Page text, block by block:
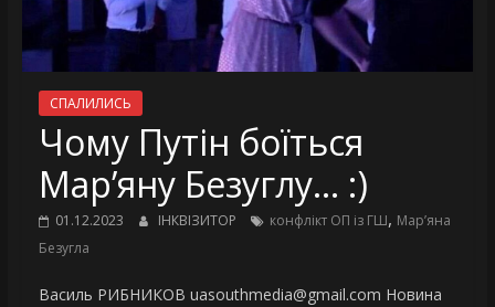
СПАЛИЛИСЬ
Чому Путін боїться
Мар’яну Безуглу… :)
01.12.2023 ІНКВІЗИТОР конфлікт ОП із ГШ, Марʼяна
Безугла
Василь РИБНИКОВ uasouthmedia@gmail.com Новина